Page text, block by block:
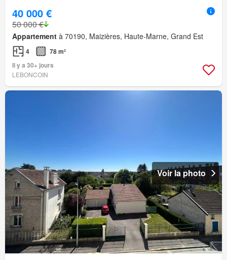
40 000 €
50 000 €
Appartement à 70190, Maizières, Haute-Marne, Grand Est
4
78 m²
Il y a 30+ jours
LEBONCOIN
Voir la photo